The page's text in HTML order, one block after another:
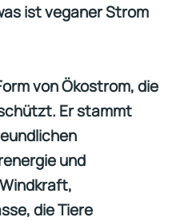
ist veganer Strom
von Ökostrom, die
Er stammt
und
die Tiere